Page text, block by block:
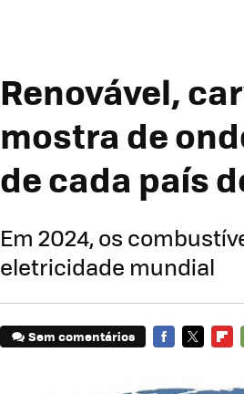
Renovável,
mostra de
de cada país
Em 2024, os
eletricidade mundial
Sem comentários